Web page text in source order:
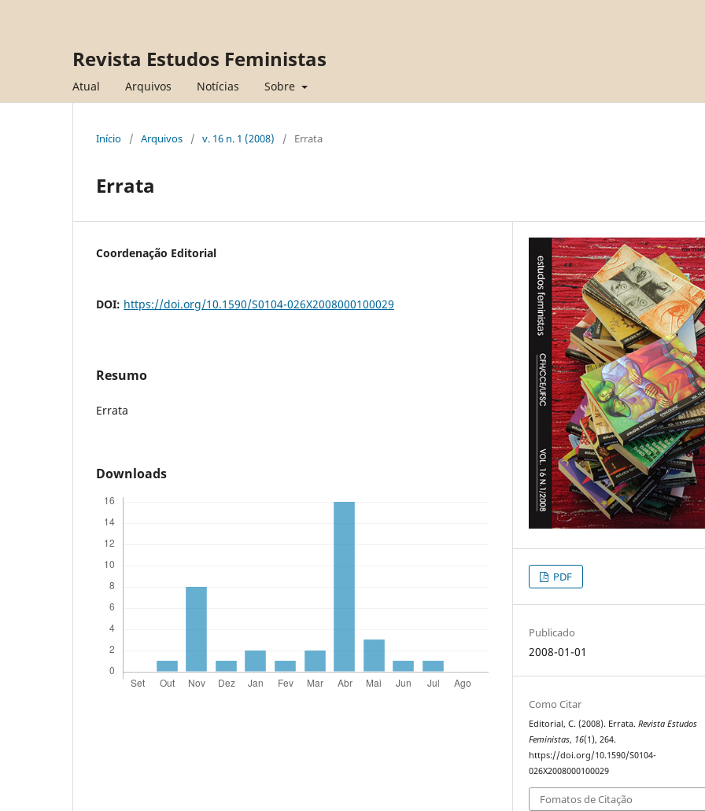
Revista Estudos Feministas
Atual Arquivos Notícias Sobre
Início / Arquivos / v. 16 n. 1 (2008) / Errata
Errata
Coordenação Editorial
DOI: https://doi.org/10.1590/S0104-026X2008000100029
Resumo
Errata
Downloads
PDF
Publicado
2008-01-01
Como Citar
Editorial, C. (2008). Errata.Revista Estudos
Feministas, 16(1), 264.
https://doi.org/10.1590/S0104-
026X2008000100029
Fomatos de Citação